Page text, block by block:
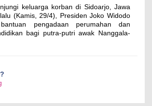
keluarga korban di Sidoarjo, Jawa
(Kamis, 29/4), Presiden Joko Widodo
pengadaan perumahan dan
bagi putra-putri awak Nanggala-